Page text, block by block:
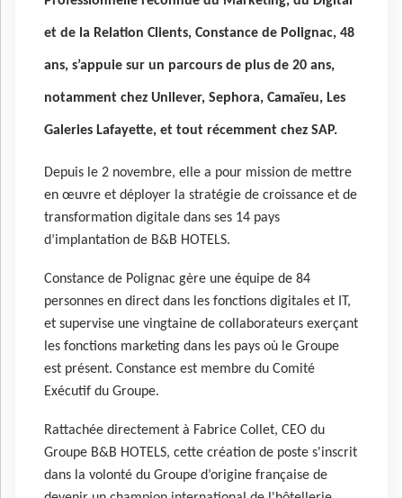
et de la Relation Clients, Constance de Polignac, 48
ans, s’appuie sur un parcours de plus de 20 ans,
notamment chez Unilever, Sephora, Camaïeu, Les
Galeries Lafayette, et tout récemment chez SAP.
Depuis le 2 novembre, elle a pour mission de mettre
en œuvre et déployer la stratégie de croissance et de
transformation digitale dans ses 14 pays
d’implantation de B&B HOTELS.
Constance de Polignac gère une équipe de 84
personnes en direct dans les fonctions digitales et IT,
et supervise une vingtaine de collaborateurs exerçant
les fonctions marketing dans les pays où le Groupe
est présent. Constance est membre du Comité
Exécutif du Groupe.
Rattachée directement à Fabrice Collet, CEO du
Groupe B&B HOTELS, cette création de poste s'inscrit
dans la volonté du Groupe d’origine française de